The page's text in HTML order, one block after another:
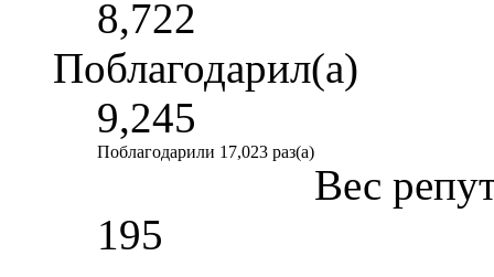
8,722
Поблагодарил(а)
9,245
Поблагодарили 17,023 раз(а)
Вес
195